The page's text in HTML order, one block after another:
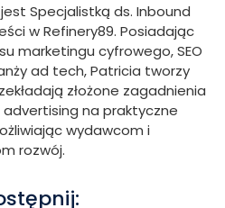
Specjalistką ds. Inbound
w Refinery89. Posiadając
marketingu cyfrowego, SEO
ad tech, Patricia tworzy
złożone zagadnienia
na praktyczne
wydawcom i
rozwój.